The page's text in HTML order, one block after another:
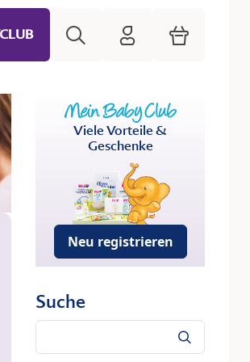
HiPP Mein Babyclub
Warenkorb
Viele Vorteile &
Geschenke
Neu registrieren
Suche